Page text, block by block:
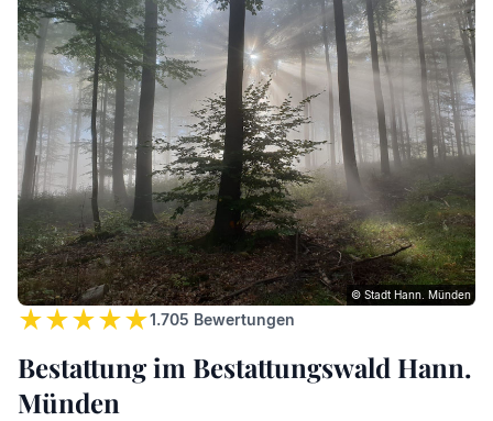
1.705 Bewertungen
Bestattung im Bestattungswald Hann.
Münden
© Stadt Hann. Münden